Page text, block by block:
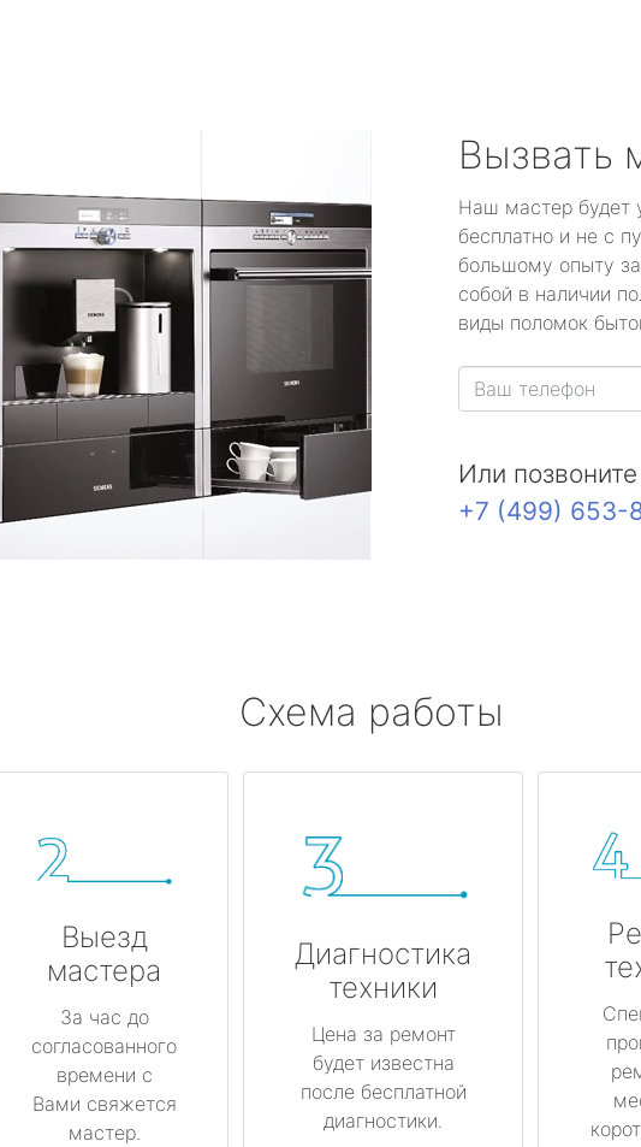
Вызвать
Наш мастер будет
бесплатно и не с
большому опыту
собой в наличии
виды поломок
Или
+7 (499) 653-
Схема работы
Выезд
мастера
За час до
согласованного
времени с
Вами свяжется
мастер.
Диагностика
техники
Цена за ремонт
будет известна
после бесплатной
диагностики.